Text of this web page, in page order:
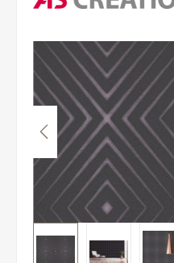
Bildergalerie überspringen